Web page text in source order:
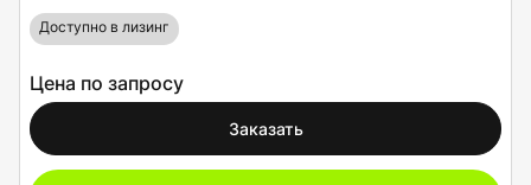
Доступно в лизинг
Цена по запросу
Заказать